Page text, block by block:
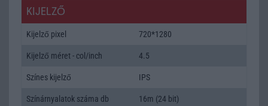
KIJELZŐ
Kijelző pixel 720*1280
Kijelző méret - col/inch 4.5
Színes kijelző IPS
Színárnyalatok száma db 16m (24 bit)